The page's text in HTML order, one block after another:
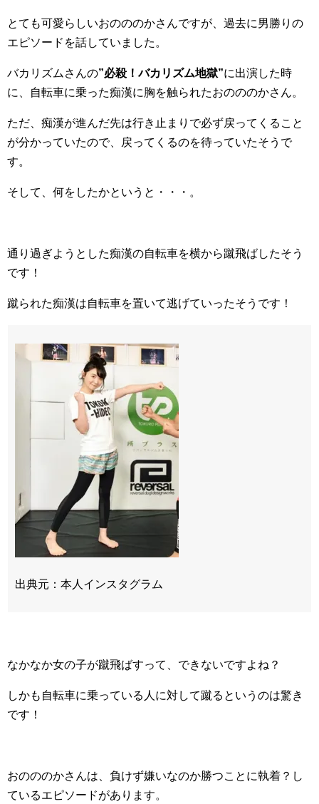
とても可愛らしいおのののかさんですが、過去に男勝りの
エピソードを話していました。
バカリズムさんの”必殺！バカリズム地獄”に出演した時
に、自転車に乗った痴漢に胸を触られたおのののかさん。
ただ、痴漢が進んだ先は行き止まりで必ず戻ってくること
が分かっていたので、戻ってくるのを待っていたそうで
す。
そして、何をしたかというと・・・。
通り過ぎようとした痴漢の自転車を横から蹴飛ばしたそう
です！
蹴られた痴漢は自転車を置いて逃げていったそうです！
出典元：本人インスタグラム
なかなか女の子が蹴飛ばすって、できないですよね？
しかも自転車に乗っている人に対して蹴るというのは驚き
です！
おのののかさんは、負けず嫌いなのか勝つことに執着？し
ているエピソードがあります。